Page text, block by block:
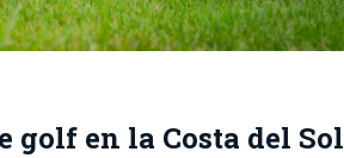
golf en la Costa del Sol